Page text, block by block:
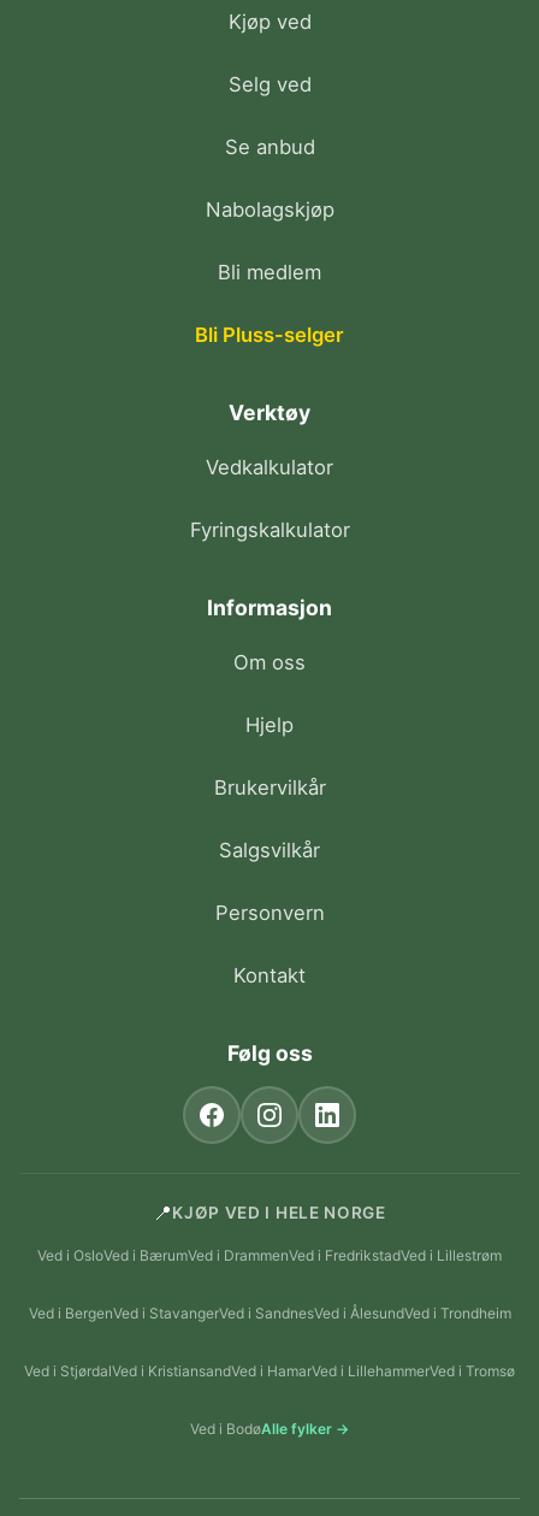
Kjøp ved
Selg ved
Se anbud
Nabolagskjøp
Bli medlem
Bli Pluss-selger
Verktøy
Vedkalkulator
Fyringskalkulator
Informasjon
Om oss
Hjelp
Brukervilkår
Salgsvilkår
Personvern
Kontakt
Følg oss
📍KJØP VED I HELE NORGE
Ved i OsloVed i BærumVed i DrammenVed i FredrikstadVed i Lillestrøm
Ved i BergenVed i StavangerVed i SandnesVed i ÅlesundVed i Trondheim
Ved i StjørdalVed i KristiansandVed i HamarVed i LillehammerVed i Tromsø
Ved i BodøAlle fylker →